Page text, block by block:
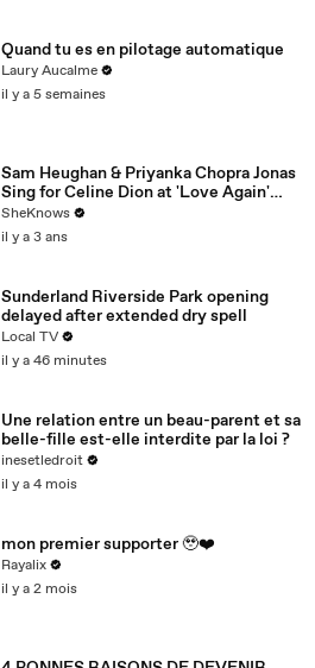
Quand tu es en pilotage automatique
Laury Aucalme
il y a 5 semaines
Sam Heughan & Priyanka Chopra Jonas
Sing for Celine Dion at 'Love Again'
NYC Screening
SheKnows
il y a 3 ans
Sunderland Riverside Park opening
delayed after extended dry spell
Local TV
il y a 46 minutes
Une relation entre un beau-parent et sa
belle-fille est-elle interdite par la loi ?
inesetledroit
il y a 4 mois
mon premier supporter 🥹❤️
Rayalix
il y a 2 mois